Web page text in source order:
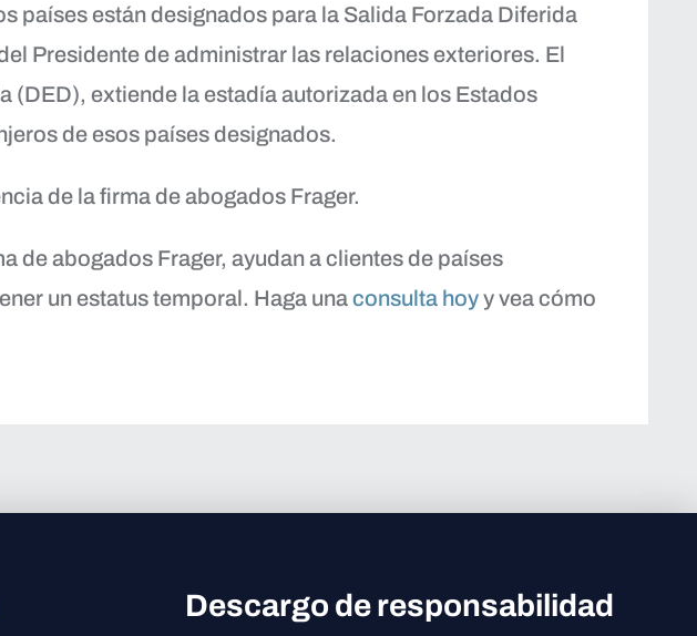
países están designados para la Salida Forzada Diferida
Presidente de administrar las relaciones exteriores. El
(DED), extiende la estadía autorizada en los Estados
de esos países designados.
de la firma de abogados Frager.
de abogados Frager, ayudan a clientes de países
un estatus temporal. Haga unaconsulta hoyy vea cómo
Descargo de responsabilidad